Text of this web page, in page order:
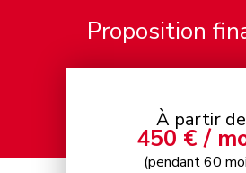
Proposition
À partir de
450 € /
(pendant 60